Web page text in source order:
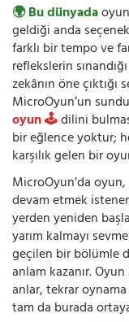
🌍 Bu dünyada
geldiği anda
farklı bir tempo ve
reflekslerin
zekânın öne çıktığı
MicroOyun’un
oyun 🕹️dilini
bir eğlence yoktur;
karşılık gelen bir
MicroOyun’da
devam etmek
yerden yeniden
yarım kalmayı
geçilen bir bölümle
anlam kazanır.
anlar, tekrar
tam da burada